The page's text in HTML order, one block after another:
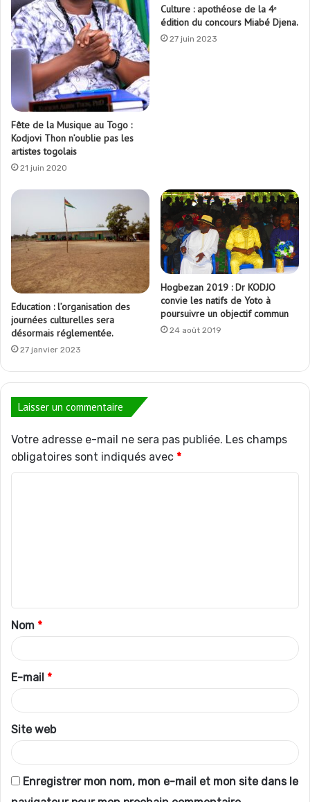
Fête de la Musique au Togo :
Kodjovi Thon n’oublie pas les
artistes togolais
21 juin 2020
Culture : apothéose de la 4ᵉ
édition du concours Miabé Djena.
27 juin 2023
Education : l’organisation des
journées culturelles sera
désormais réglementée.
27 janvier 2023
Hogbezan 2019 : Dr KODJO
convie les natifs de Yoto à
poursuivre un objectif commun
24 août 2019
Laisser un commentaire
Votre adresse e-mail ne sera pas publiée. Les champs
obligatoires sont indiqués avec *
t
a
i
r
e
*
Nom *
E-mail *
Site web
Enregistrer mon nom, mon e-mail et mon site dans le